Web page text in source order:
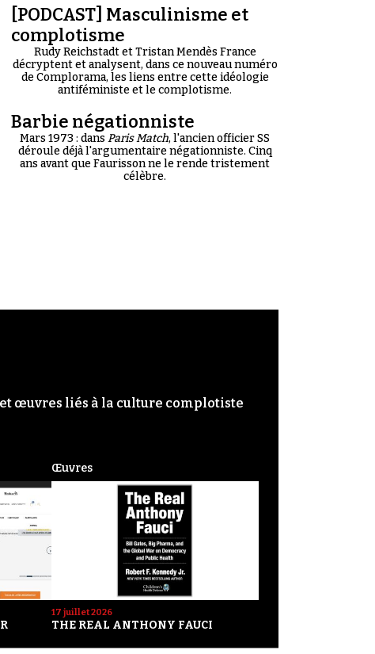
[PODCAST] Masculinisme et
complotisme
Rudy Reichstadt et Tristan Mendès France
décryptent et analysent, dans ce nouveau numéro
de Complorama, les liens entre cette idéologie
antiféministe et le complotisme.
Barbie négationniste
Mars 1973 : dans Paris Match, l'ancien officier SS
déroule déjà l'argumentaire négationniste. Cinq
ans avant que Faurisson ne le rende tristement
célèbre.
œuvres liés à la culture complotiste
Œuvres
17 juillet 2026
THE REAL ANTHONY FAUCI